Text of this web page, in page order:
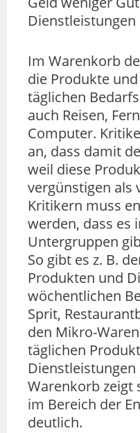
Dienstleistungen
Im Warenkorb
die Produkte
täglichen
auch Reisen,
Computer.
an, dass damit
weil diese
vergünstigen als
Kritikern muss
werden, dass es
Untergruppen
So gibt es z. B.
Produkten und
wöchentlichen
Sprit,
den Mikro-
täglichen
Warenkorb zeigt
im Bereich der
deutlich.